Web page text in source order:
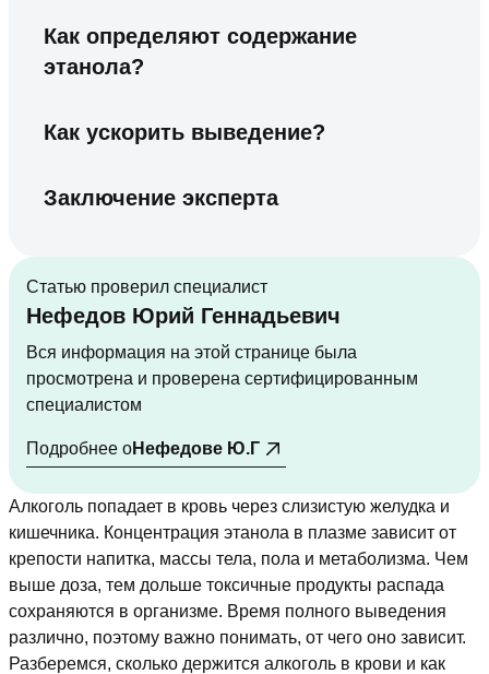
Как определяют содержание
этанола?
Как ускорить выведение?
Заключение эксперта
Статью проверил специалист
Нефедов Юрий Геннадьевич
Вся информация на этой странице была
просмотрена и проверена сертифицированным
специалистом
Подробнее оНефедове Ю.Г
Алкоголь попадает в кровь через слизистую желудка и
кишечника. Концентрация этанола в плазме зависит от
крепости напитка, массы тела, пола и метаболизма. Чем
выше доза, тем дольше токсичные продукты распада
сохраняются в организме. Время полного выведения
различно, поэтому важно понимать, от чего оно зависит.
Разберемся, сколько держится алкоголь в крови и как